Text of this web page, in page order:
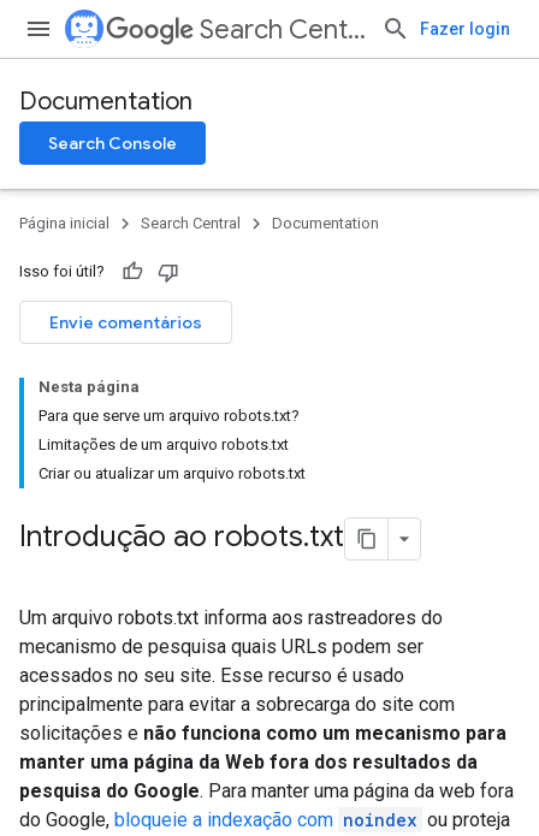
Search Central Fazer login
Documentation
Search Console
Página inicial Search Central Documentation
Isso foi útil?
Envie comentários
Nesta página
Para que serve um arquivo robots.txt?
Limitações de um arquivo robots.txt
Criar ou atualizar um arquivo robots.txt
Introdução ao robots.txt
Um arquivo robots.txt informa aos rastreadores do
mecanismo de pesquisa quais URLs podem ser
acessados no seu site. Esse recurso é usado
principalmente para evitar a sobrecarga do site com
solicitações e não funciona como um mecanismo para
manter uma página da Web fora dos resultados da
pesquisa do Google. Para manter uma página da web fora
do Google, bloqueie a indexação com noindex ou proteja